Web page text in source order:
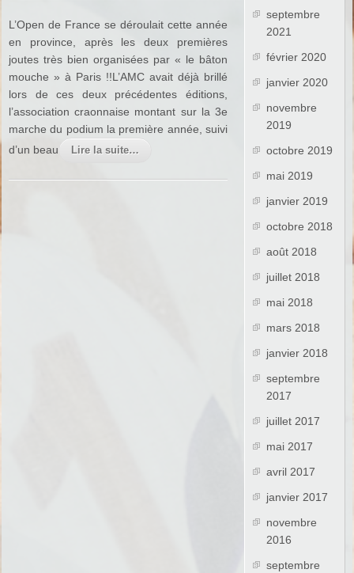
L’Open de France se déroulait cette année
en province, après les deux premières
joutes très bien organisées par « le bâton
mouche » à Paris !!L’AMC avait déjà brillé
lors de ces deux précédentes éditions,
l’association craonnaise montant sur la 3e
marche du podium la première année, suivi
d’un beau
Lire la suite…
septembre
2021
février 2020
janvier 2020
novembre
2019
octobre 2019
mai 2019
janvier 2019
octobre 2018
août 2018
juillet 2018
mai 2018
mars 2018
janvier 2018
septembre
2017
juillet 2017
mai 2017
avril 2017
janvier 2017
novembre
2016
septembre